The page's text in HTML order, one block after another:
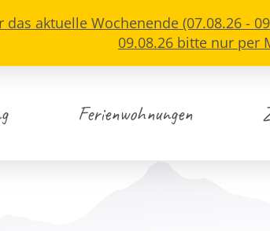
aktuelle Wochenende (07.08.26 -
09.08.26 bitte nur per
Ferienwohnungen